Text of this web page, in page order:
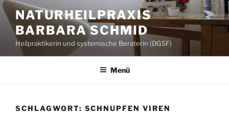
Zum
Inhalt
springen
NATURHEILPRAXIS
BARBARA SCHMID
Heilpraktikerin und systemische Beraterin (DGSF)
Menü
SCHLAGWORT: SCHNUPFEN VIREN